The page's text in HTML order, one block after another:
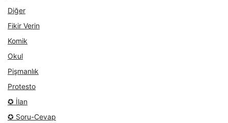
Diğer
Fikir Verin
Komik
Okul
Pişmanlık
Protesto
✪ İlan
✪ Soru-Cevap